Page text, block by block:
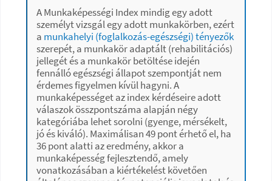
A Munkaképességi Index mindig egy adott
személyt vizsgál egy adott munkakörben, ezért
a munkahelyi (foglalkozás-egészségi) tényezők
szerepét, a munkakör adaptált (rehabilitációs)
jellegét és a munkakör betöltése idején
fennálló egészségi állapot szempontját nem
érdemes figyelmen kívül hagyni. A
munkaképességet az index kérdéseire adott
válaszok összpontszáma alapján négy
kategóriába lehet sorolni (gyenge, mérsékelt,
jó és kiváló). Maximálisan 49 pont érhető el, ha
36 pont alatti az eredmény, akkor a
munkaképesség fejlesztendő, amely
vonatkozásában a kiértékelést követően